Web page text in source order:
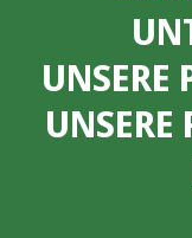
UNSERE
UNSERE